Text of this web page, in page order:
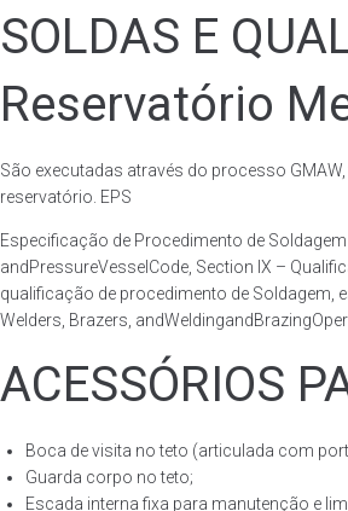
SOLDAS E
Reservatório
São executadas através do processo
reservatório. EPS
Especificação de Procedimento de
andPressureVesselCode, Section IX –
qualificação de procedimento de Soldagem,
Welders, Brazers,
ACESSÓRIOS
Boca de visita no teto (articulada com
Guarda corpo no teto;
Escada interna fixa para manutenção e